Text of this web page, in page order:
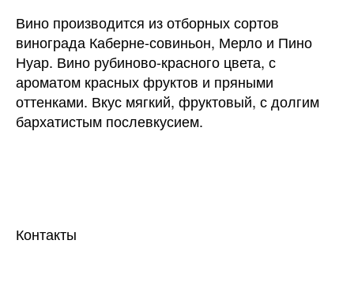
Вино производится из отборных сортов
винограда Каберне-совиньон, Мерло и Пино
Нуар. Вино рубиново-красного цвета, с
ароматом красных фруктов и пряными
оттенками. Вкус мягкий, фруктовый, с долгим
бархатистым послевкусием.
Контакты